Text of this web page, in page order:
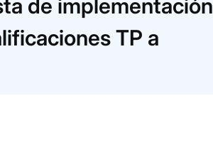
de implementación
TP a